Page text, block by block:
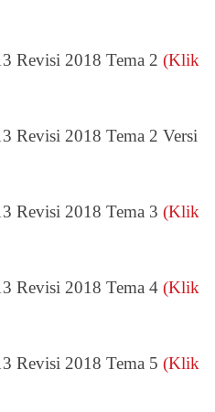
Revisi 2018 Tema 2(Klik
Revisi 2018 Tema 2 Versi
Revisi 2018 Tema 3(Klik
Revisi 2018 Tema 4 (Klik
Revisi 2018 Tema 5 (Klik